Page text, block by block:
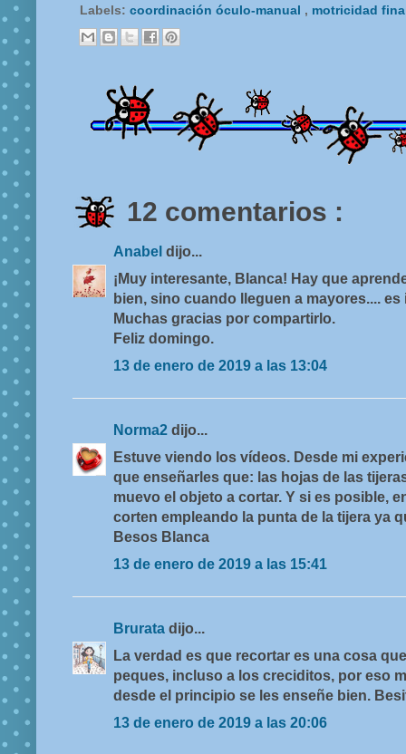
Labels: coordinación óculo-manual , motricidad
12 comentarios :
Anabel dijo...
¡Muy interesante, Blanca! Hay que
bien, sino cuando lleguen a mayores....
Muchas gracias por compartirlo.
Feliz domingo.
13 de enero de 2019 a las 13:04
Norma2 dijo...
Estuve viendo los vídeos. Desde mi
que enseñarles que: las hojas de las
muevo el objeto a cortar. Y si es posible,
corten empleando la punta de la tijera ya
Besos Blanca
13 de enero de 2019 a las 15:41
Brurata dijo...
La verdad es que recortar es una cosa
peques, incluso a los creciditos, por eso
desde el principio se les enseñe bien.
13 de enero de 2019 a las 20:06